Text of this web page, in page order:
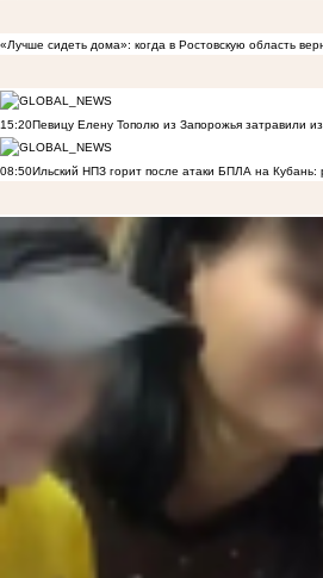
«Лучше сидеть дома»: когда в Ростовскую область
15:20Певицу Елену Тополю из Запорожья затравили
08:50Ильский НПЗ горит после атаки БПЛА на Кубань: